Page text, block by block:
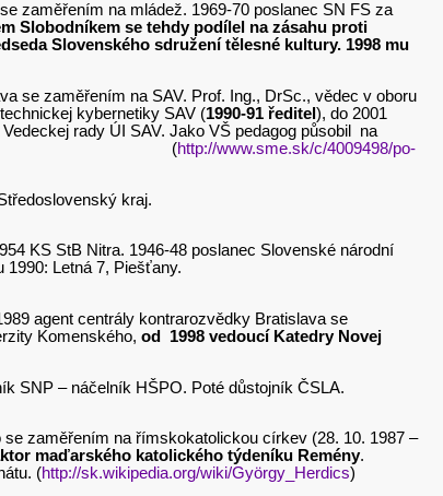
zaměřením na mládež. 1969-70 poslanec SN FS za
Slobodníkem se tehdy podílel na zásahu proti
Slovenského sdružení tělesné kultury. 1998 mu
se zaměřením na SAV. Prof. Ing., DrSc., vědec v oboru
kybernetiky SAV (1990-91 ředitel ), do 2001
rady ÚI SAV. Jako VŠ pedagog působil na
a v Maďarsku. (http://www.sme.sk/c/4009498/po-
kraj.
KS StB Nitra. 1946-48 poslanec Slovenské národní
1990: Letná 7, Piešťany.
agent centrály kontrarozvědky Bratislava se
Komenského, od 1998 vedoucí Katedry Novej
SNP – náčelník HŠPO. Poté důstojník ČSLA.
se zaměřením na římskokatolickou církev (28. 10. 1987 –
maďarského katolického týdeníku Remény.
(http://sk.wikipedia.org/wiki/György_Herdics)